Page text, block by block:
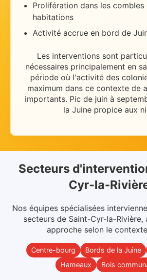
Prolifération dans les combles
habitations
Activité accrue en bord de
Les interventions sont
nécessaires principalement en
période où l'activité des
maximum dans ce contexte de
importants. Pic de juin à
la Juine propice aux
Secteurs
Cyr-la-
Nos équipes spécialisées
secteurs de Saint-Cyr-la-Rivière,
approche selon le
Centre-bourg Bords de la Juine
Hameaux
Bois